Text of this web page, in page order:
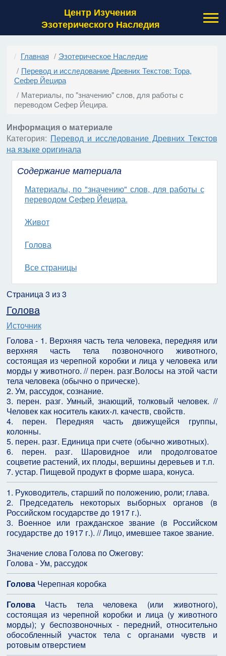
Центр Изучения
Эзотерического Наследия
Главная
Эзотерическое Наследие
Перевод и исследование Древних Текстов: Тора,
Сефер Йецира
Материалы, по "значению" слов, для работы с
переводом Cефер Йецира.
Информация о материале
Категория: Перевод и исследование Древних Текстов
на языке оригинала
Содержание материала
Материалы, по "значению" слов, для работы с
переводом Cефер Йецира.
Живот
Голова
Все страницы
Страница 3 из 3
Голова
Источник
Голова - 1. Верхняя часть тела человека, передняя или
верхняя часть тела позвоночного животного,
состоящая из черепной коробки и лица у человека или
морды у животного. // перен. разг.Волосы на этой части
тела человека (обычно о прическе).
2. Ум, рассудок, сознание.
3. перен. разг. Умный, знающий, толковый человек. //
Человек как носитель каких-л. качеств, свойств.
4. перен. Передняя часть движущейся группы,
колонны.
5. перен. разг. Единица при счете (обычно животных).
6. перен. разг. Шаровидное или продолговатое
соцветие растений, их плоды, вершины деревьев и т.п.
7. устар. Пищевой продукт в форме шара, конуса.
1. Руководитель, старший по положению, роли; глава.
2. Председатель некоторых выборных органов (в
Российском государстве до 1917 г.).
3. Военное или гражданское звание (в Российском
государстве до 1917 г.). // Лицо, имевшее такое звание.
Значение слова Голова по Ожегову:
Голова - Ум, рассудок
ГоловаЧерепная коробка
ГоловаЧасть тела человека (или животного),
состоящая из черепной коробки и лица (у животного
морды); у беспозвоночных - передний, относительно
обособленный участок тела с органами чувств и
ротовым отверстием